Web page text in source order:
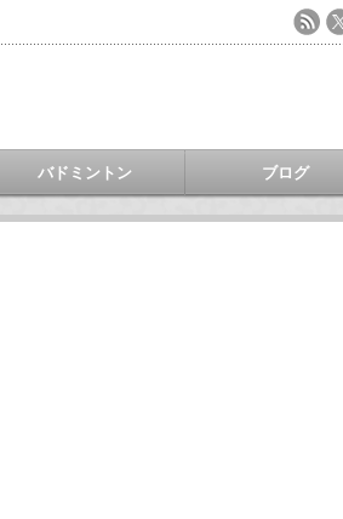
バドミントン ブログ